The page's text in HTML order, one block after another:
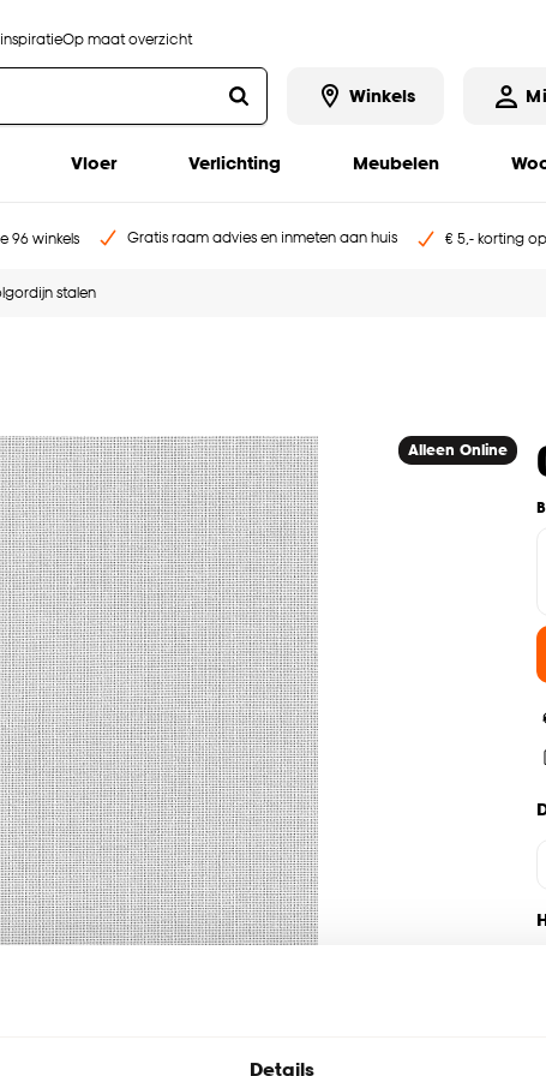
Details
Op maat overzicht
Winkels
Vloer Verlichting Meubelen
96 winkels Gratis raam advies en inmeten aan huis € 5,- korting
stalen
Alleen Online